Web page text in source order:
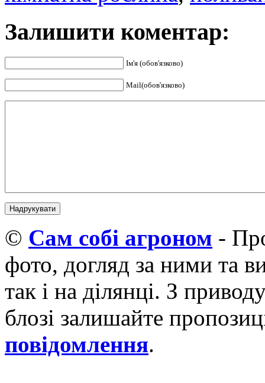
Залишити коментар:
Ім'я (обов'язково)
Mail(обов'язково)
© Cам собі агроном -
фото, догляд за ними та
так і на ділянці. З
блозі залишайте
повідомлення.